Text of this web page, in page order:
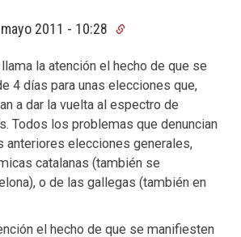
2011 - 10:28
la atención el hecho de que se
4 días para unas elecciones que,
a dar la vuelta al espectro de
Todos los problemas que denuncian
anteriores elecciones generales,
catalanas (también se
o de las gallegas (también en
el hecho de que se manifiesten